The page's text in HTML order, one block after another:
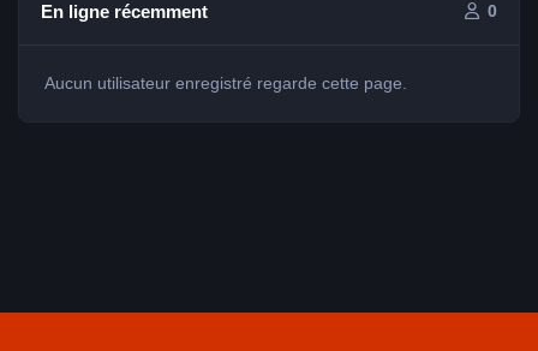
En ligne récemment 0
Aucun utilisateur enregistré regarde cette page.